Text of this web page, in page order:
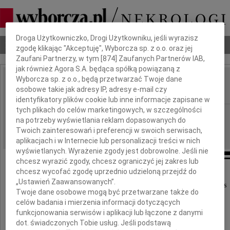
Nekrologi Odeszli Poradnik pogrzebowy
IMIĘ I NAZWISKO: Ewa Szczupak
REGION: Łódź
DATA EMISJI: 28.08.2020
Z wielkim żalem i smutkiem zawiadamiamy,
że w dn. 25 sierpnia 2020 roku odeszła od nas
nasza ukochana Mama, Babcia i Siostra
Dbamy o Twoją prywatność
Droga Użytkowniczko, Drogi Użytkowniku, jeśli wyrazisz
zgodę klikając "Akceptuję", Wyborcza sp. z o.o. oraz jej
Zaufani Partnerzy, w tym [874 ] Zaufanych Partnerów IAB,
jak również Agora S.A. będąca spółką powiązaną z
Wyborcza sp. z o.o., będą przetwarzać Twoje dane
osobowe takie jak adresy IP, adresy e-mail czy
identyfikatory plików cookie lub inne informacje zapisane w
tych plikach do celów marketingowych, w szczególności
na potrzeby wyświetlania reklam dopasowanych do
Twoich zainteresowań i preferencji w swoich serwisach,
aplikacjach i w Internecie lub personalizacji treści w nich
wyświetlanych. Wyrażenie zgody jest dobrowolne. Jeśli nie
chcesz wyrazić zgody, chcesz ograniczyć jej zakres lub
chcesz wycofać zgodę uprzednio udzieloną przejdź do
„Ustawień Zaawansowanych”.
Twoje dane osobowe mogą być przetwarzane także do
celów badania i mierzenia informacji dotyczących
funkcjonowania serwisów i aplikacji lub łączone z danymi
dot. świadczonych Tobie usług. Jeśli podstawą